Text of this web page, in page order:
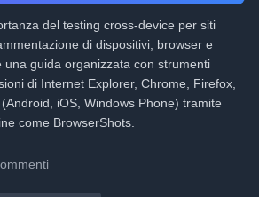
del testing cross-device per siti
di dispositivi, browser e
una guida organizzata con strumenti
di Internet Explorer, Chrome, Firefox,
iOS, Windows Phone) tramite
come BrowserShots.